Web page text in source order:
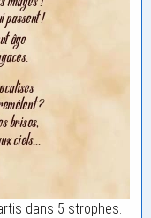
dans 5 strophes.